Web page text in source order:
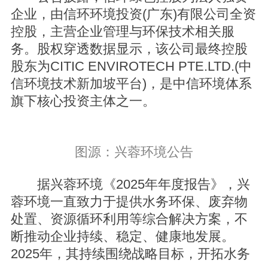
企业，由信环环境投资(广东)有限公司全资
控股，主营企业管理与环保技术相关服
务。股权穿透数据显示，该公司最终控股
股东为CITIC ENVIROTECH PTE.LTD.(中
信环境技术新加坡平台)，是中信环境体系
旗下核心投资主体之一。
图源：兴蓉环境公告
据兴蓉环境《2025年年度报告》，兴
蓉环境一直致力于提供水务环保、废弃物
处置、资源循环利用等综合解决方案，不
断推动企业持续、稳定、健康地发展。
2025年，其持续围绕战略目标，开拓水务